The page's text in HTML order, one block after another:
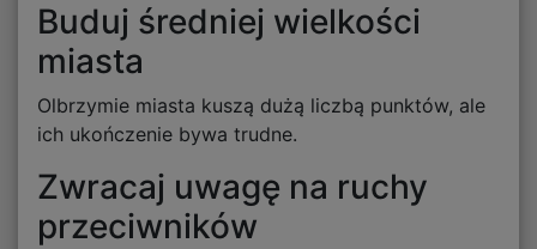
Buduj średniej wielkości
miasta
Olbrzymie miasta kuszą dużą liczbą punktów, ale
ich ukończenie bywa trudne.
Zwracaj uwagę na ruchy
przeciwników